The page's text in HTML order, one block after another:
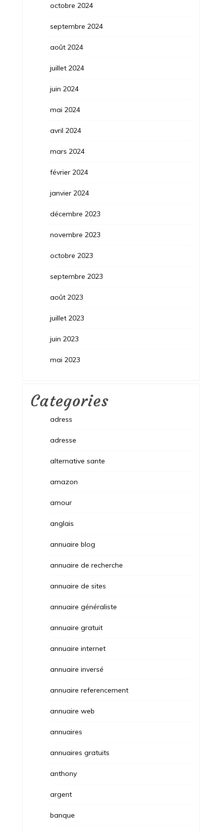
octobre 2024
septembre 2024
août 2024
juillet 2024
juin 2024
mai 2024
avril 2024
mars 2024
février 2024
janvier 2024
décembre 2023
novembre 2023
octobre 2023
septembre 2023
août 2023
juillet 2023
juin 2023
mai 2023
Categories
adress
adresse
alternative sante
amazon
amour
anglais
annuaire blog
annuaire de recherche
annuaire de sites
annuaire généraliste
annuaire gratuit
annuaire internet
annuaire inversé
annuaire referencement
annuaire web
annuaires
annuaires gratuits
anthony
argent
banque